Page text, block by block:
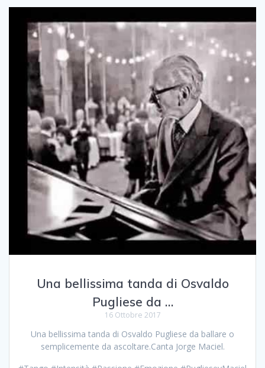
Una bellissima tanda di Osvaldo
Pugliese da …
16 Ottobre 2017
Una bellissima tanda di Osvaldo Pugliese da ballare o
semplicemente da ascoltare.Canta Jorge Maciel.